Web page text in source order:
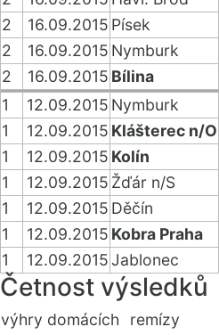
2
16.09.2015 Písek
2
16.09.2015 Nymburk
2
16.09.2015 Bílina
1
12.09.2015 Nymburk
1
12.09.2015 Klášterec n/O
1
12.09.2015 Kolín
1
12.09.2015 Žďár n/S
1
12.09.2015 Děčín
1
12.09.2015 Kobra Praha
1
12.09.2015Jablonec
Četnost výsledků
výhry domácích remízy